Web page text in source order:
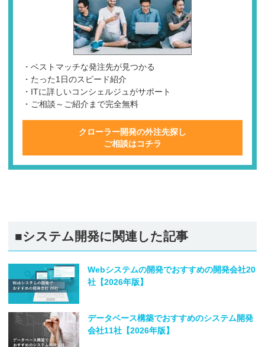
・ベストマッチな発注先が見つかる
・たった1日のスピード紹介
・ITに詳しいコンシェルジュがサポート
・ご相談～ご紹介まで完全無料
クローラー開発の外注先探し
ご相談はコチラ
■システム開発に関連した記事
Webシステムの開発でおすすめの開発会社20
社【2026年版】
データベース構築でおすすめのシステム開発
会社11社【2026年版】